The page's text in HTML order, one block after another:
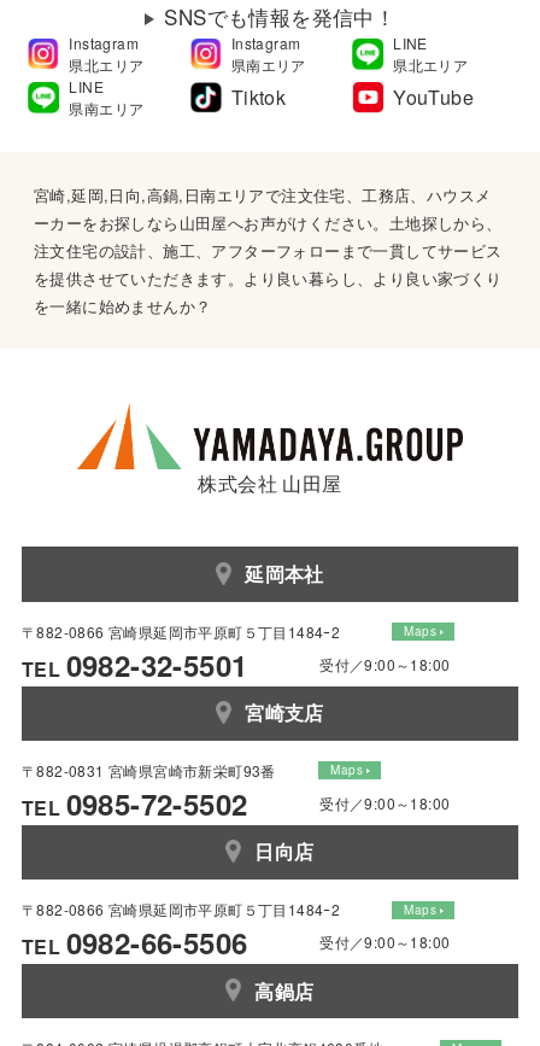
SNSでも情報を発信中！
Instagram
県北エリア
Instagram
県南エリア
LINE
県北エリア
LINE
県南エリア
Tiktok YouTube
宮崎,延岡,日向,高鍋,日南エリアで注文住宅、工務店、ハウスメ
ーカーをお探しなら山田屋へお声がけください。土地探しから、
注文住宅の設計、施工、アフターフォローまで一貫してサービス
を提供させていただきます。より良い暮らし、より良い家づくり
を一緒に始めませんか？
株式会社 山田屋
延岡本社
〒882-0866 宮崎県延岡市平原町５丁目1484ｰ2 Maps
TEL 0982-32-5501 受付／9:00～18:00
宮崎支店
〒882-0831 宮崎県宮崎市新栄町93番 Maps
TEL 0985-72-5502 受付／9:00～18:00
日向店
〒882-0866 宮崎県延岡市平原町５丁目1484ｰ2 Maps
TEL 0982-66-5506 受付／9:00～18:00
高鍋店